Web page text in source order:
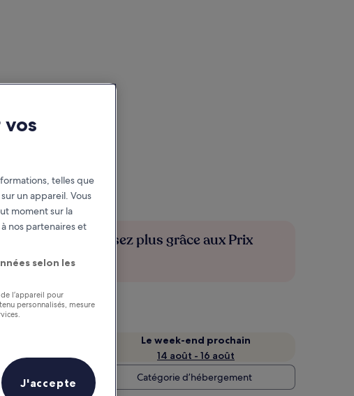
Économisez plus grâce aux Prix
membres
Le week-end prochain
14 août - 16 août
Catégorie d’hébergement
telles que
un appareil. Vous
moment sur la
nos partenaires et
selon les
l’appareil pour
personnalisés, mesure
J'accepte